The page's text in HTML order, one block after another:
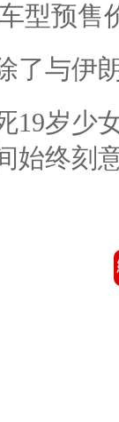
型预售
了与伊
19岁少
始终刻